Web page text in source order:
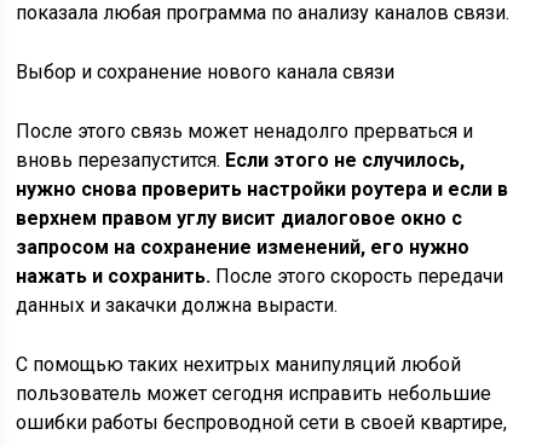
показала любая программа по анализу каналов связи.
Выбор и сохранение нового канала связи
После этого связь может ненадолго прерваться и
вновь перезапустится. Если этого не случилось,
нужно снова проверить настройки роутера и если в
верхнем правом углу висит диалоговое окно с
запросом на сохранение изменений, его нужно
нажать и сохранить. После этого скорость передачи
данных и закачки должна вырасти.
С помощью таких нехитрых манипуляций любой
пользователь может сегодня исправить небольшие
ошибки работы беспроводной сети в своей квартире,